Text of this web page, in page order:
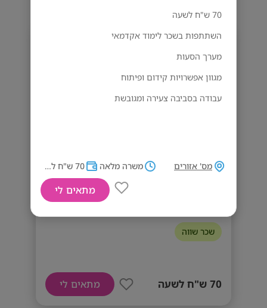
70 ש"ח לשעה
השתתפות בשכר לימוד אקדמאי
מערך הסעות
מגוון אפשרויות קידום ופיתוח
עבודה בסביבה צעירה ומגובשת
דרישות המשרה
מס' אזורים משרה מלאה 70 ש"ח לשעה
מתאים לי
מפרסם אנונימי
מס' אזורים
שכר שווה
70 ש"ח לשעה מתאים לי